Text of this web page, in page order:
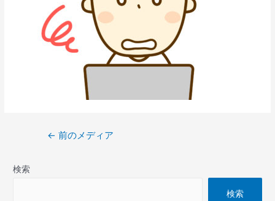
← 前のメディア
検索
検索